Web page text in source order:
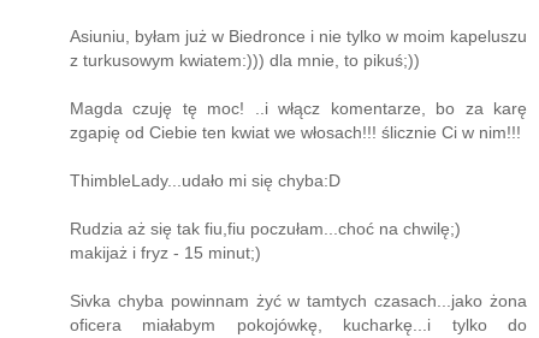
Asiuniu, byłam już w Biedronce i nie tylko w moim kapeluszu
z turkusowym kwiatem:))) dla mnie, to pikuś;))
Magda czuję tę moc! ..i włącz komentarze, bo za karę
zgapię od Ciebie ten kwiat we włosach!!! ślicznie Ci w nim!!!
ThimbleLady...udało mi się chyba:D
Rudzia aż się tak fiu,fiu poczułam...choć na chwilę;)
makijaż i fryz - 15 minut;)
Sivka chyba powinnam żyć w tamtych czasach...jako żona
oficera miałabym pokojówkę, kucharkę...i tylko do